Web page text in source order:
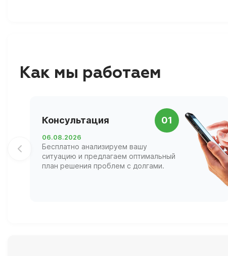
Как мы работаем
Консультация 01
06.08.2026
Бесплатно анализируем вашу
ситуацию и предлагаем оптимальный
план решения проблем с долгами.